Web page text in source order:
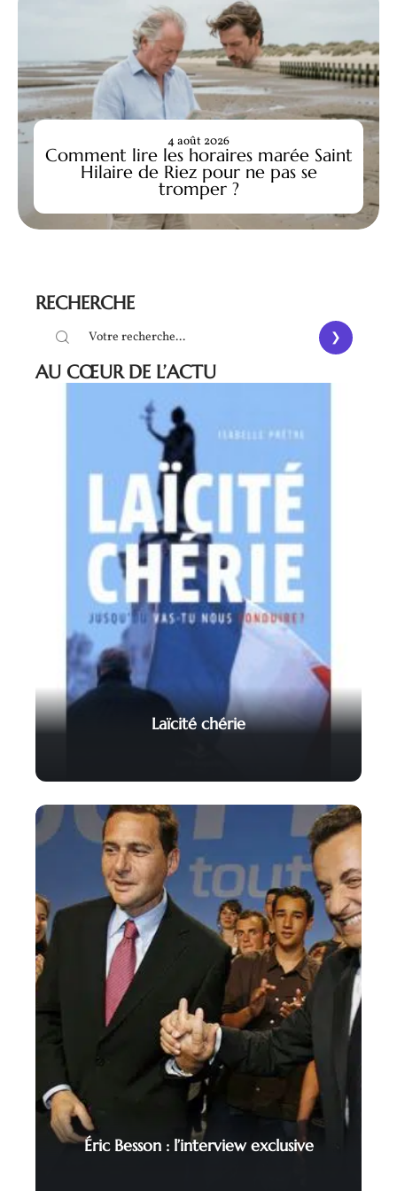
Comment lire les horaires marée Saint
Hilaire de Riez pour ne pas se
tromper ?
4 août 2026
RECHERCHE
AU CŒUR DE L’ACTU
Laïcité chérie
Éric Besson : l’interview exclusive